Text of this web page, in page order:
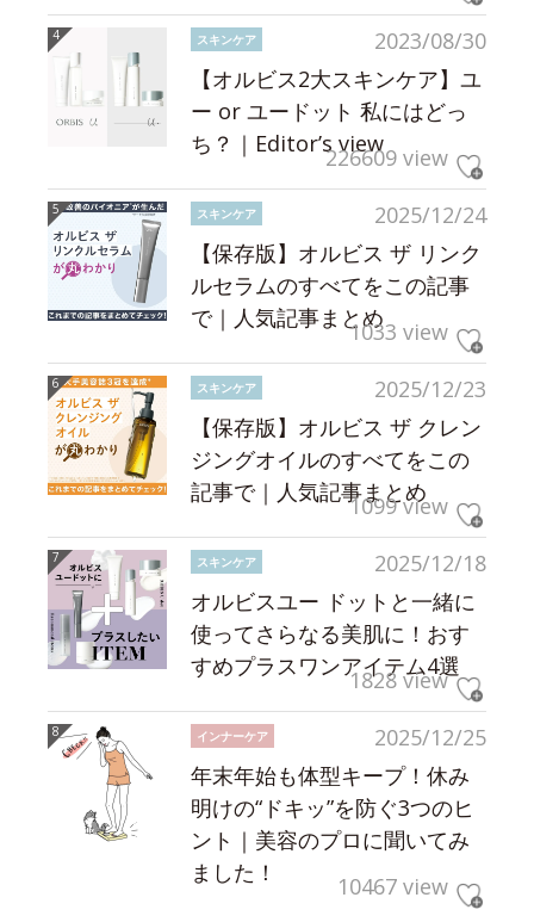
2023/08/30
スキンケア
【オルビス2大スキンケア】ユ
ー or ユードット 私にはどっ
ち？｜Editor’s view226609 view
2025/12/24
スキンケア
【保存版】オルビス ザ リンク
ルセラムのすべてをこの記事
で｜人気記事まとめ1033 view
2025/12/23
スキンケア
【保存版】オルビス ザ クレン
ジングオイルのすべてをこの
記事で｜人気記事まとめ
1099 view
2025/12/18
スキンケア
オルビスユー ドットと一緒に
使ってさらなる美肌に！おす
すめプラスワンアイテム4選
1828 view
2025/12/25
インナーケア
年末年始も体型キープ！休み
明けの“ドキッ”を防ぐ3つのヒ
ント｜美容のプロに聞いてみ
ました！
10467 view